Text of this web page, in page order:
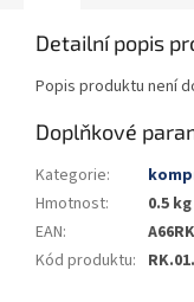
Detailní popis
Popis produktu není
Doplňkové
Kategorie:
Hmotnost:
0.5 kg
EAN:
Kód produktu: